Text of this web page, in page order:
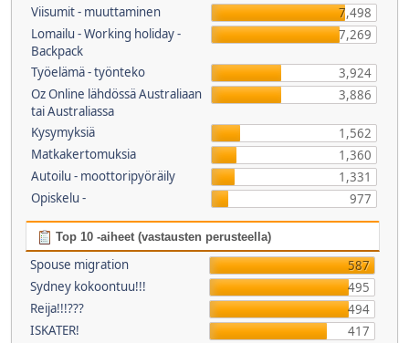
Viisumit - muuttaminen
7,498
Lomailu - Working holiday -
Backpack
7,269
Työelämä - työnteko
3,924
Oz Online lähdössä Australiaan
tai Australiassa
3,886
Kysymyksiä
1,562
Matkakertomuksia
1,360
Autoilu - moottoripyöräily
1,331
Opiskelu -
977
Top 10 -aiheet (vastausten perusteella)
Spouse migration
587
Sydney kokoontuu!!!
495
Reija!!!???
494
ISKATER!
417